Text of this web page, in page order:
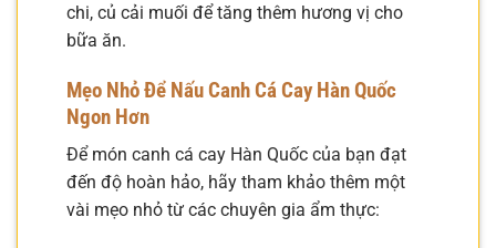
chi, củ cải muối để tăng thêm hương vị cho
bữa ăn.
Mẹo Nhỏ Để Nấu Canh Cá Cay Hàn Quốc
Ngon Hơn
Để món canh cá cay Hàn Quốc của bạn đạt
đến độ hoàn hảo, hãy tham khảo thêm một
vài mẹo nhỏ từ các chuyên gia ẩm thực: